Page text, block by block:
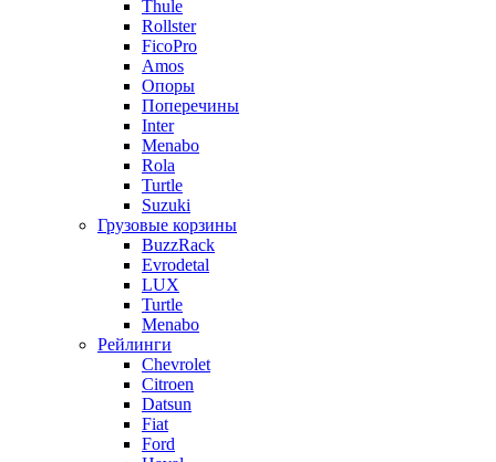
Thule
Rollster
FicoPro
Amos
Опоры
Поперечины
Inter
Menabo
Rola
Turtle
Suzuki
Грузовые корзины
BuzzRack
Evrodetal
LUX
Turtle
Menabo
Рейлинги
Chevrolet
Citroen
Datsun
Fiat
Ford